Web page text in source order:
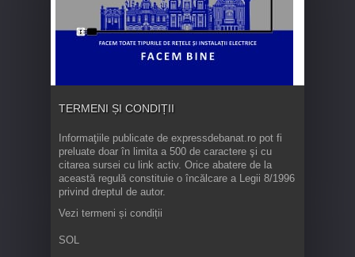
TERMENI ȘI CONDIȚII
Informaţiile publicate de expressdebanat.ro pot fi
preluate doar în limita a 500 de caractere şi cu
citarea sursei cu link activ. Orice abatere de la
această regulă constituie o încălcare a Legii 8/1996
privind dreptul de autor.
Vezi termeni și condiții
SOL